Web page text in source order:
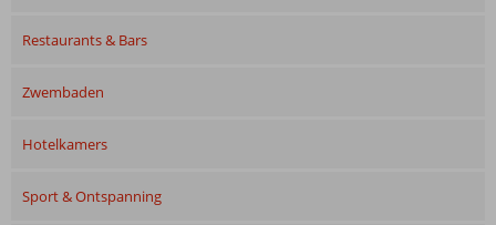
Restaurants & Bars
Zwembaden
Hotelkamers
Sport & Ontspanning